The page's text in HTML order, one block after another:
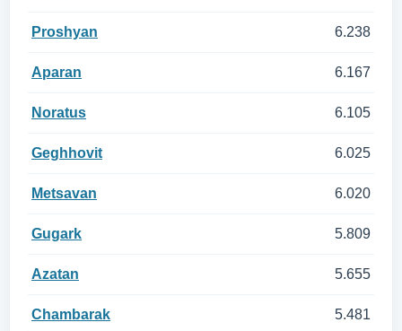
Proshyan 6.238
Aparan 6.167
Noratus 6.105
Geghhovit 6.025
Metsavan 6.020
Gugark 5.809
Azatan 5.655
Chambarak 5.481